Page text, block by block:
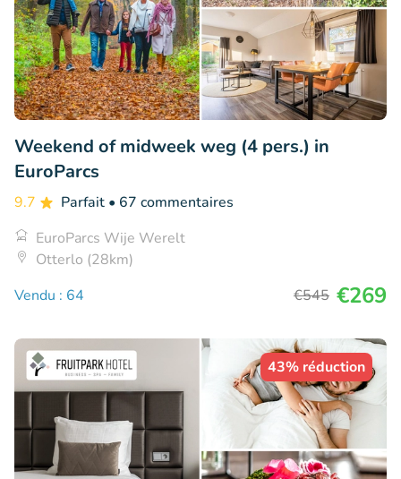
Weekend of midweek weg (4 pers.) in
EuroParcs
9.7 Parfait • 67 commentaires
EuroParcs Wije Werelt
Otterlo (28km)
Vendu : 64
€545 €269
43% réduction